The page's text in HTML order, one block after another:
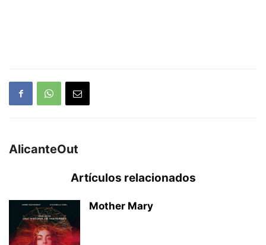
AlicanteOut
Artículos relacionados
Mother Mary